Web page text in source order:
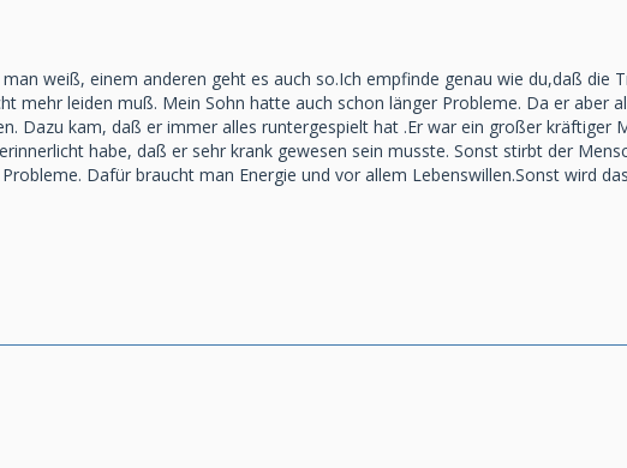
weiß, einem anderen geht es auch so.Ich empfinde genau wie du,daß die
mehr leiden muß. Mein Sohn hatte auch schon länger Probleme. Da er aber
Dazu kam, daß er immer alles runtergespielt hat .Er war ein großer kräftiger
habe, daß er sehr krank gewesen sein musste. Sonst stirbt der
Dafür braucht man Energie und vor allem Lebenswillen.Sonst wird